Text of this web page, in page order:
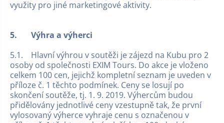
využity pro jiné marketingové aktivity.
5. Výhra a výherci
5.1. Hlavní výhrou v soutěži je zájezd na Kubu pro 2
osoby od společnosti EXIM Tours. Do akce je vloženo
celkem 100 cen, jejichž kompletní seznam je uveden v
příloze č. 1 těchto podmínek. Ceny se losují po
skončení soutěže, tj. 1. 9. 2019. Výhercům budou
přidělovány jednotlivé ceny vzestupně tak, že první
vylosovaný výherce vyhraje cenu s označenou v